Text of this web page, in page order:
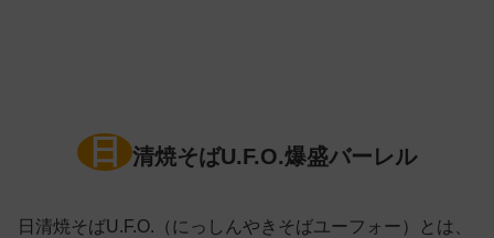
日 清焼そばU.F.O.爆盛バーレル
日清焼そばU.F.O.（にっしんやきそばユーフォー）とは、